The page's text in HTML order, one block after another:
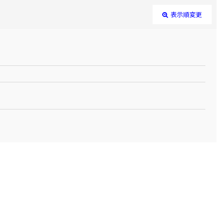
表示順変更